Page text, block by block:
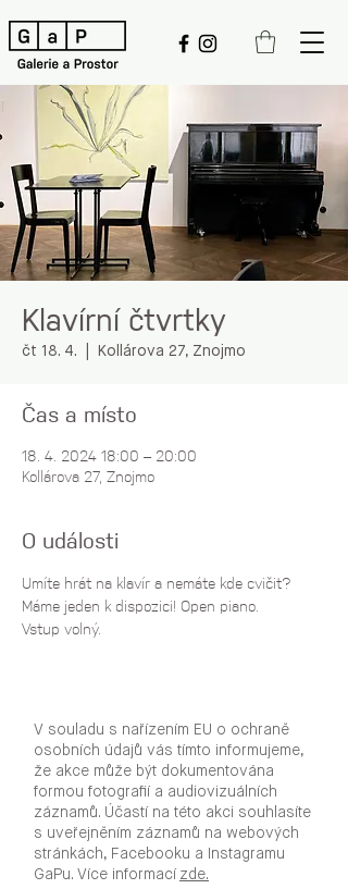
Klavírní čtvrtky
čt 18. 4. Kollárova 27, Znojmo
Čas a místo
18. 4. 2024 18:00 – 20:00
Kollárova 27, Znojmo
O události
Umíte hrát na klavír a nemáte kde cvičit?
Máme jeden k dispozici! Open piano.
Vstup volný.
V souladu s nařízením EU o ochraně
osobních údajů vás tímto informujeme,
že akce může být dokumentována
formou fotografií a audiovizuálních
záznamů. Účastí na této akci souhlasíte
s uveřejněním záznamů na webových
stránkách, Facebooku a Instagramu
GaPu. Více informací zde.